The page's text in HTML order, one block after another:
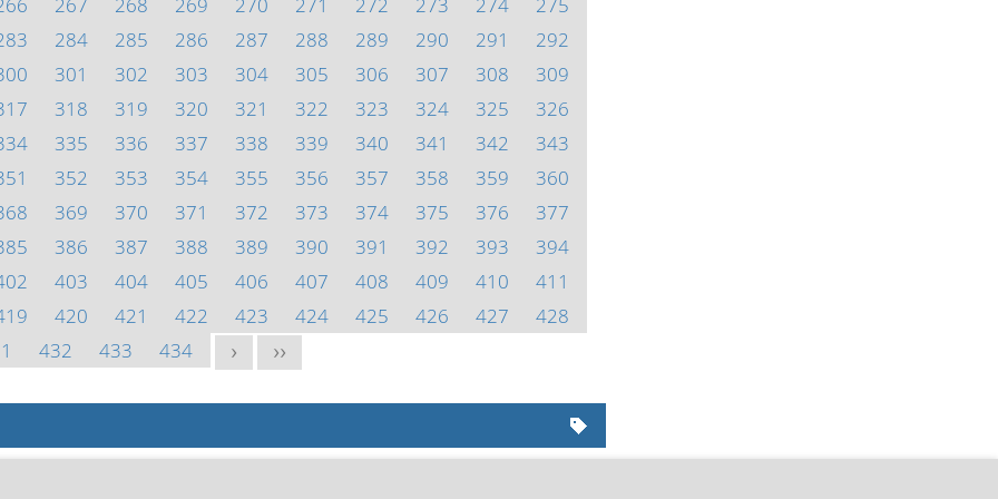
284 285 286 287 288 289 290 291
292
301 302 303 304 305 306 307 308
309
318 319 320 321 322 323 324 325
326
335 336 337 338 339 340 341 342
343
352 353 354 355 356 357 358 359
360
369 370 371 372 373 374 375 376
377
386 387 388 389 390 391 392 393
394
403 404 405 406 407 408 409 410
411
420 421 422 423 424 425 426 427
428
432 433 434 > >>